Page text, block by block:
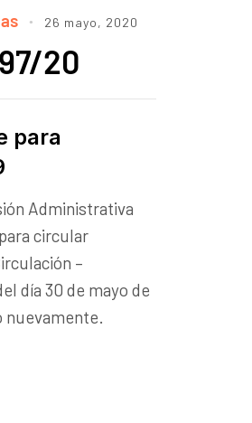
26 mayo, 2020
20
para
Administrativa
circular
–
día 30 de mayo de
nuevamente.